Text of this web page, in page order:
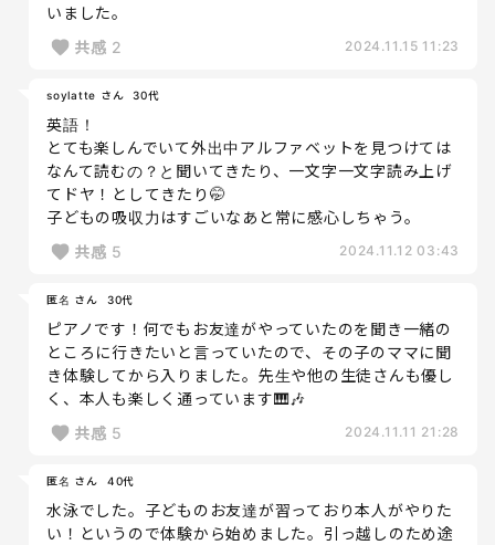
いました。
共感 2 2024.11.15 11:23
soylatte さん 30代
英語！
とても楽しんでいて外出中アルファベットを見つけては
なんて読むの？と聞いてきたり、一文字一文字読み上げ
てドヤ！としてきたり🤭
子どもの吸収力はすごいなあと常に感心しちゃう。
共感 5 2024.11.12 03:43
匿名 さん 30代
ピアノです！何でもお友達がやっていたのを聞き一緒の
ところに行きたいと言っていたので、その子のママに聞
き体験してから入りました。先生や他の生徒さんも優し
く、本人も楽しく通っています🎹🎶
共感 5 2024.11.11 21:28
匿名 さん 40代
水泳でした。子どものお友達が習っており本人がやりた
い！というので体験から始めました。引っ越しのため途